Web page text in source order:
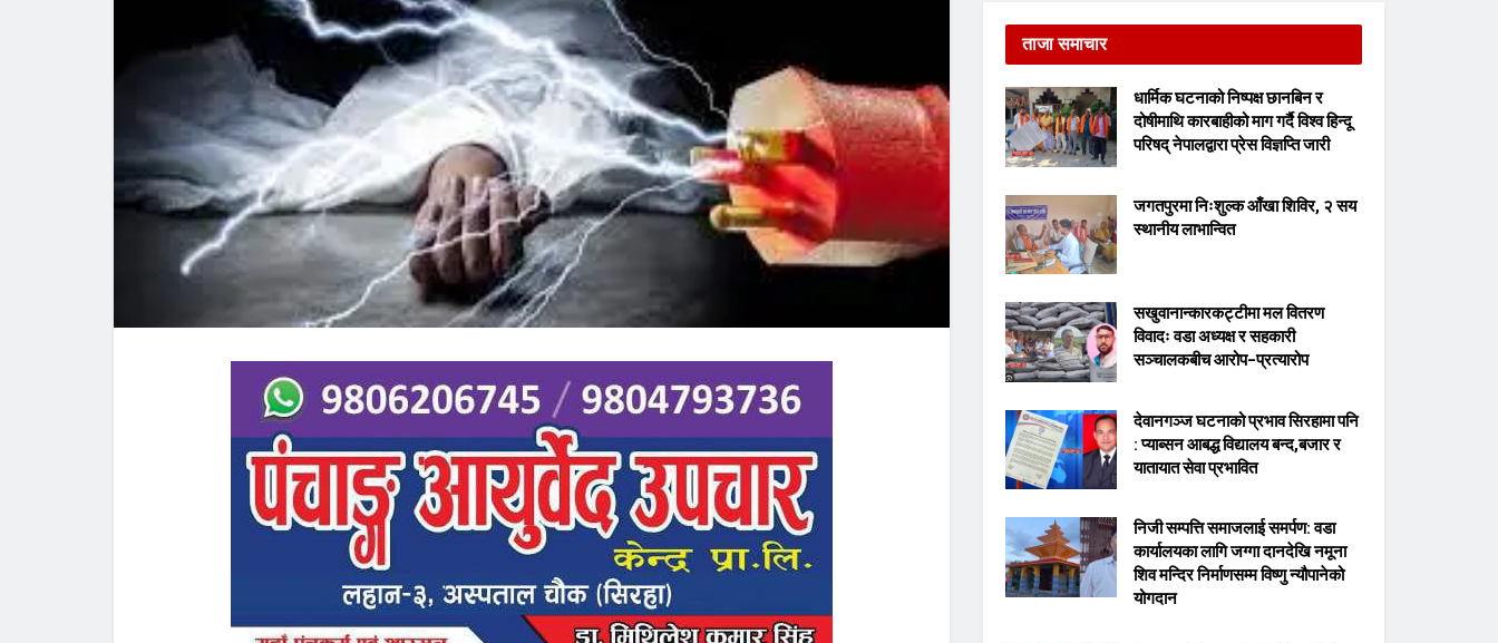
ताजा समाचार
धार्मिक घटनाको निष्पक्ष छानबिन र
दोषीमाथि कारबाहीको माग गर्दै विश्व हिन्दू
परिषद् नेपालद्वारा प्रेस विज्ञप्ति जारी
जगतपुरमा निःशुल्क आँखा शिविर, २ सय
स्थानीय लाभान्वित
सखुवानान्कारकट्टीमा मल वितरण
विवादः वडा अध्यक्ष र सहकारी
सञ्चालकबीच आरोप–प्रत्यारोप
देवानगञ्ज घटनाको प्रभाव सिरहामा पनि
: प्याब्सन आबद्ध विद्यालय बन्द,बजार र
यातायात सेवा प्रभावित
निजी सम्पत्ति समाजलाई समर्पण: वडा
कार्यालयका लागि जग्गा दानदेखि नमूना
शिव मन्दिर निर्माणसम्म विष्णु न्यौपानेको
योगदान